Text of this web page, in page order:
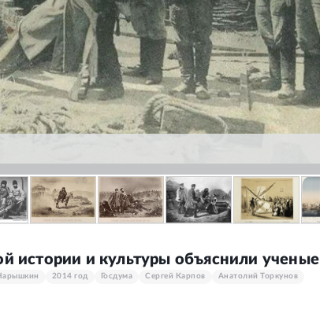
истории и культуры объяснили ученые
2014 год Госдума Сергей Карпов
Анатолий Торкунов